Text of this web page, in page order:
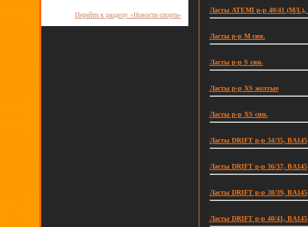
Перейти к разделу «Новости спорта»
Ласты ATEMI р-р 40/41 (M/L),
Ласты р-р M син.
Ласты р-р S син.
Ласты р-р XS желтые
Ласты р-р XS син.
Ласты DRIFT р-р 34/35, BA145
Ласты DRIFT р-р 36/37, BA145
Ласты DRIFT р-р 38/39, BA145
Ласты DRIFT р-р 40/41, BA145